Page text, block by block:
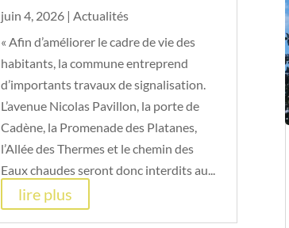
juin 4, 2026| Actualités
« Afin d’améliorer le cadre de vie des
habitants, la commune entreprend
d’importants travaux de signalisation.
L’avenue Nicolas Pavillon, la porte de
Cadène, la Promenade des Platanes,
l’Allée des Thermes et le chemin des
Eaux chaudes seront donc interdits au...
lire plus